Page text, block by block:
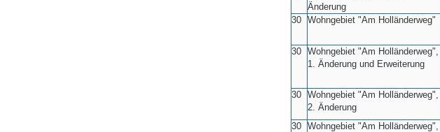
Änderung
30 Wohngebiet "Am Holländerweg"
30
Wohngebiet "Am Holländerweg",
1. Änderung und Erweiterung
30
Wohngebiet "Am Holländerweg",
2. Änderung
30
Wohngebiet "Am Holländerweg",